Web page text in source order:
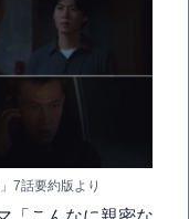
7話要約版より